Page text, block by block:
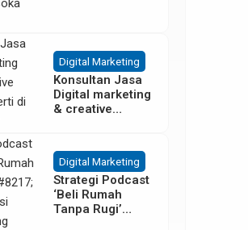
Tangerang
Digital Marketing
Konsultan Jasa
Digital marketing
& creative
Digital Marketing
Strategi Podcast
‘Beli Rumah
Tanpa Rugi’